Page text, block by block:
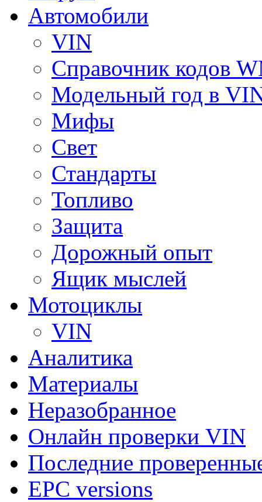
Автомобили
VIN
Справочник кодов
Модельный год в
Мифы
Свет
Стандарты
Топливо
Защита
Дорожный опыт
Ящик мыслей
Мотоциклы
VIN
Аналитика
Материалы
Неразобранное
Онлайн проверки VIN
Последние
EPC versions